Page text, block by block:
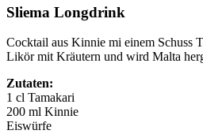
Sliema Longdrink
Cocktail aus Kinnie mi einem Schuss
Likör mit Kräutern und wird Malta
Zutaten:
1 cl Tamakari
200 ml Kinnie
Eiswürfe